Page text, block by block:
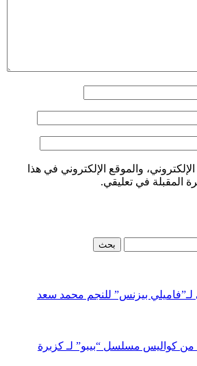
والموقع الإلكتروني في هذا
المقبلة في تعليقي.
لـ”فاميلي بيزنس” للنجم محمد سعد
كواليس مسلسل “بيبو” لـ كزبرة